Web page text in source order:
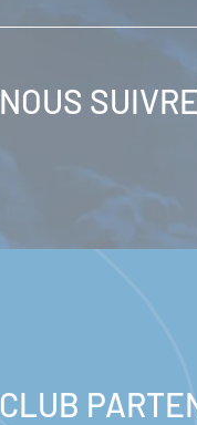
NOUS
CLUB